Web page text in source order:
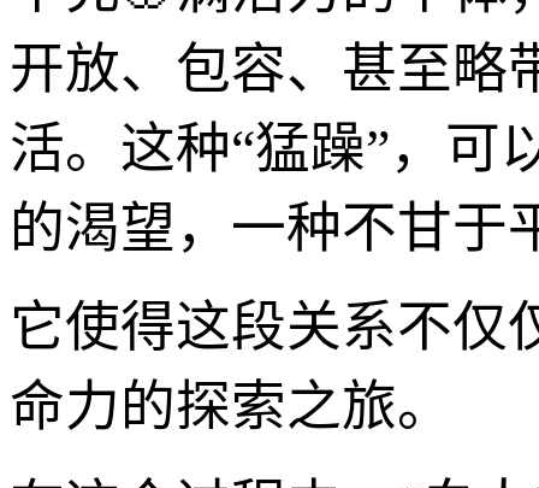
开放、包容、甚至略
活。这种“猛躁”，可
的渴望，一种不甘于
它使得这段关系不仅
命力的探索之旅。